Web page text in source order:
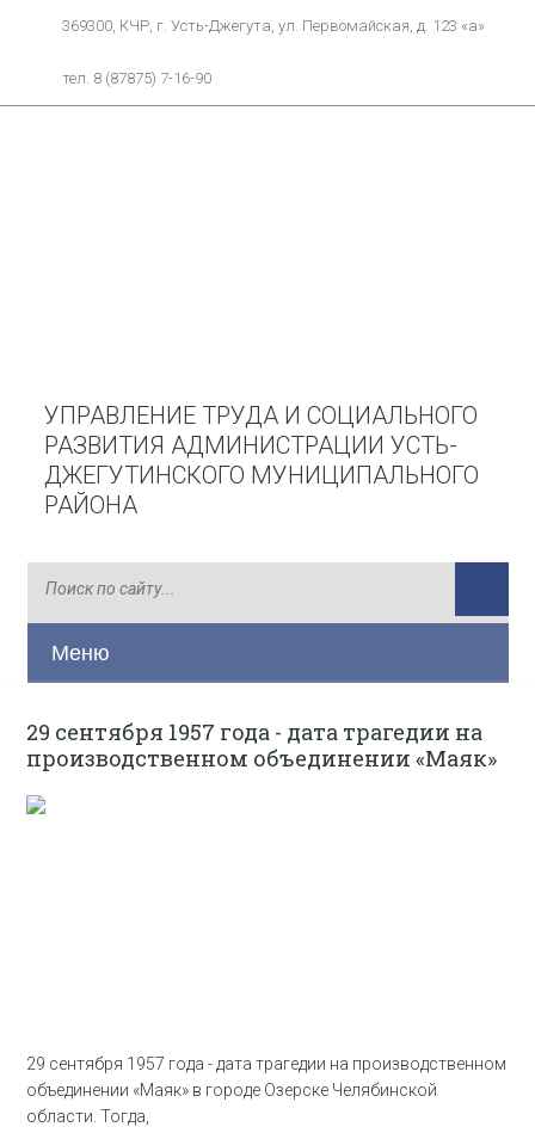
369300, КЧР, г. Усть-Джегута, ул. Первомайская, д. 123 «а»
тел. 8 (87875) 7-16-90
УПРАВЛЕНИЕ ТРУДА И СОЦИАЛЬНОГО
РАЗВИТИЯ АДМИНИСТРАЦИИ УСТЬ-
ДЖЕГУТИНСКОГО МУНИЦИПАЛЬНОГО
РАЙОНА
Меню
29 сентября 1957 года - дата трагедии на
производственном объединении «Маяк»
29 сентября 1957 года - дата трагедии на производственном
объединении «Маяк» в городе Озерске Челябинской
области. Тогда,